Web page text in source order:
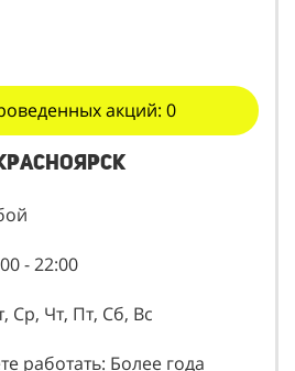
акций: 0
- 22:00
Ср, Чт, Пт, Сб, Вс
работать: Более года